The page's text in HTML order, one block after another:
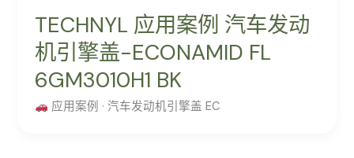
TECHNYL 应用案例 汽车发动
机引擎盖-ECONAMID FL
6GM3010H1 BK
应用案例 · 汽车发动机引擎盖 EC